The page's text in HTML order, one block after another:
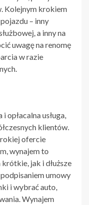
Kolejnym krokiem
– inny
a inny na
uwagę na renomę
w razie
usługa,
klientów.
ofercie
wynajem to
jak i dłuższe
umowy
i wybrać auto,
Wynajem